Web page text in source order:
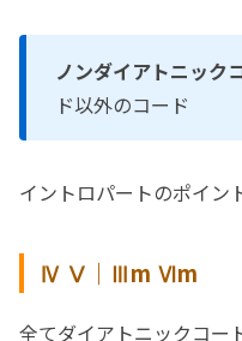
ノンダイアトニック
ド以外のコード
イントロパートのポイン
Ⅳ Ⅴ｜Ⅲm Ⅵm
全てダイアトニックコー